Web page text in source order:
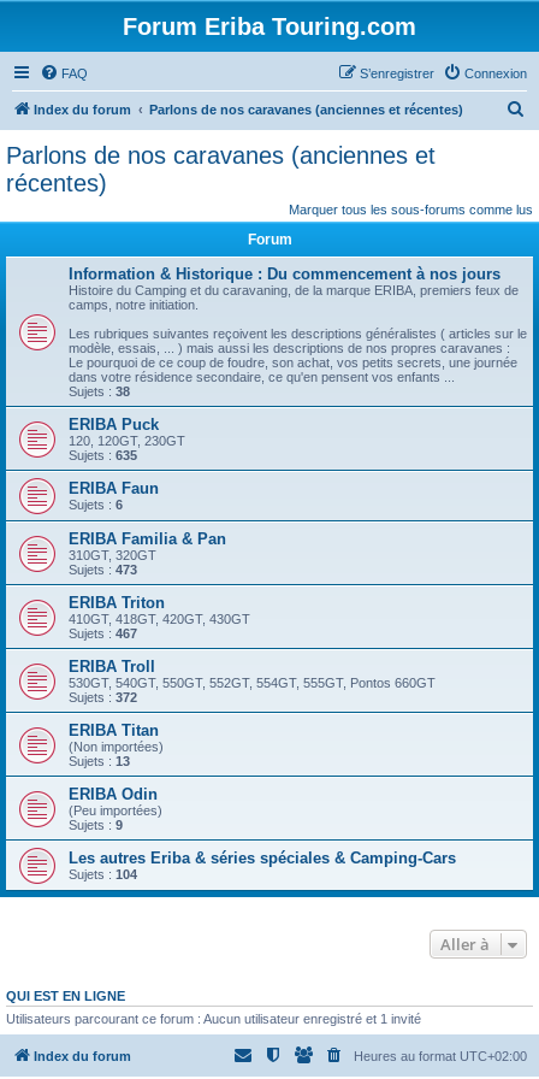
Forum Eriba Touring.com
FAQ Connexion
S’enregistrer
Index du forum Parlons de nos caravanes (anciennes et récentes)
e
e
Parlons de nos caravanes (anciennes et
récentes)
Marquer tous les sous-forums comme lus
Forum
Information & Historique : Du commencement à nos jours
Histoire du Camping et du caravaning, de la marque ERIBA, premiers feux de
camps, notre initiation.
Les rubriques suivantes reçoivent les descriptions généralistes ( articles sur le
modèle, essais, ... ) mais aussi les descriptions de nos propres caravanes :
Le pourquoi de ce coup de foudre, son achat, vos petits secrets, une journée
dans votre résidence secondaire, ce qu'en pensent vos enfants ...
Sujets : 38
ERIBA Puck
120, 120GT, 230GT
Sujets : 635
ERIBA Faun
Sujets : 6
ERIBA Familia & Pan
310GT, 320GT
Sujets : 473
ERIBA Triton
410GT, 418GT, 420GT, 430GT
Sujets : 467
ERIBA Troll
530GT, 540GT, 550GT, 552GT, 554GT, 555GT, Pontos 660GT
Sujets : 372
ERIBA Titan
(Non importées)
Sujets : 13
ERIBA Odin
(Peu importées)
Sujets : 9
Les autres Eriba & séries spéciales & Camping-Cars
Sujets : 104
Aller à
QUI EST EN LIGNE
Utilisateurs parcourant ce forum : Aucun utilisateur enregistré et 1 invité
Index du forum Heures au format UTC+02:00